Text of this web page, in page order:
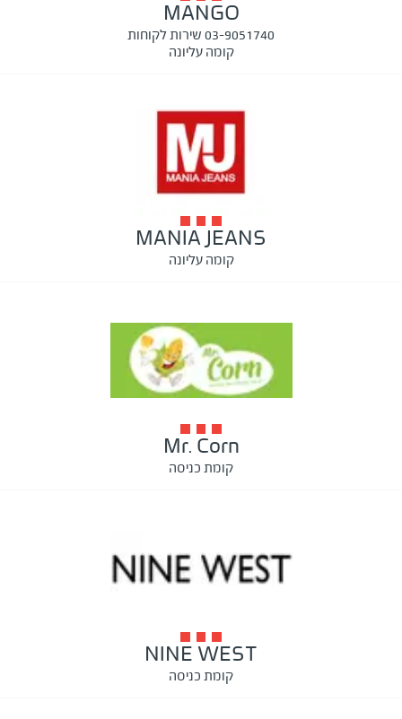
MANGO
03-9051740 שירות לקוחות
קומה עליונה
MANIA JEANS
קומה עליונה
Mr. Corn
קומת כניסה
NINE WEST
קומת כניסה